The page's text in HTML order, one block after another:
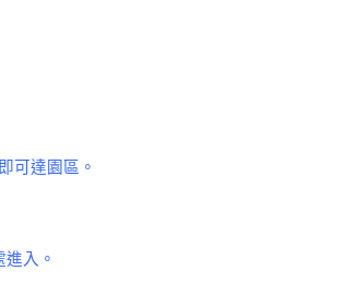
可達園區。
入。